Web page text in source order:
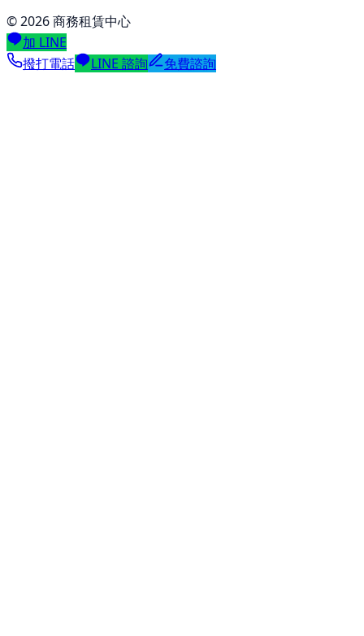
©2026商務租賃中心
加 LINE
撥打電話
LINE 諮詢 免費諮詢